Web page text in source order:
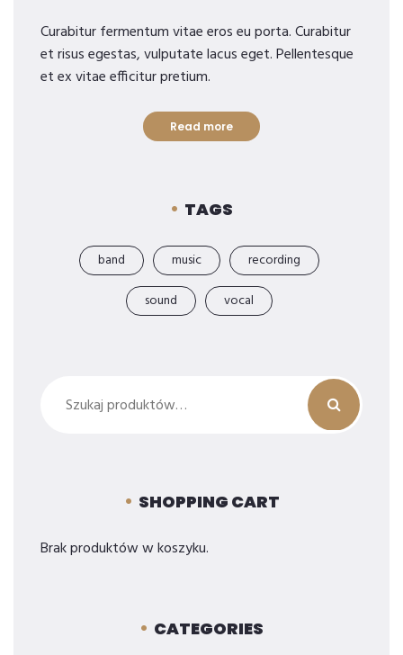
Curabitur fermentum vitae eros eu porta. Curabitur
et risus egestas, vulputate lacus eget. Pellentesque
et ex vitae efficitur pretium.
Read more
TAGS
band music
recording
sound
vocal
SHOPPING CART
Brak produktów w koszyku.
CATEGORIES